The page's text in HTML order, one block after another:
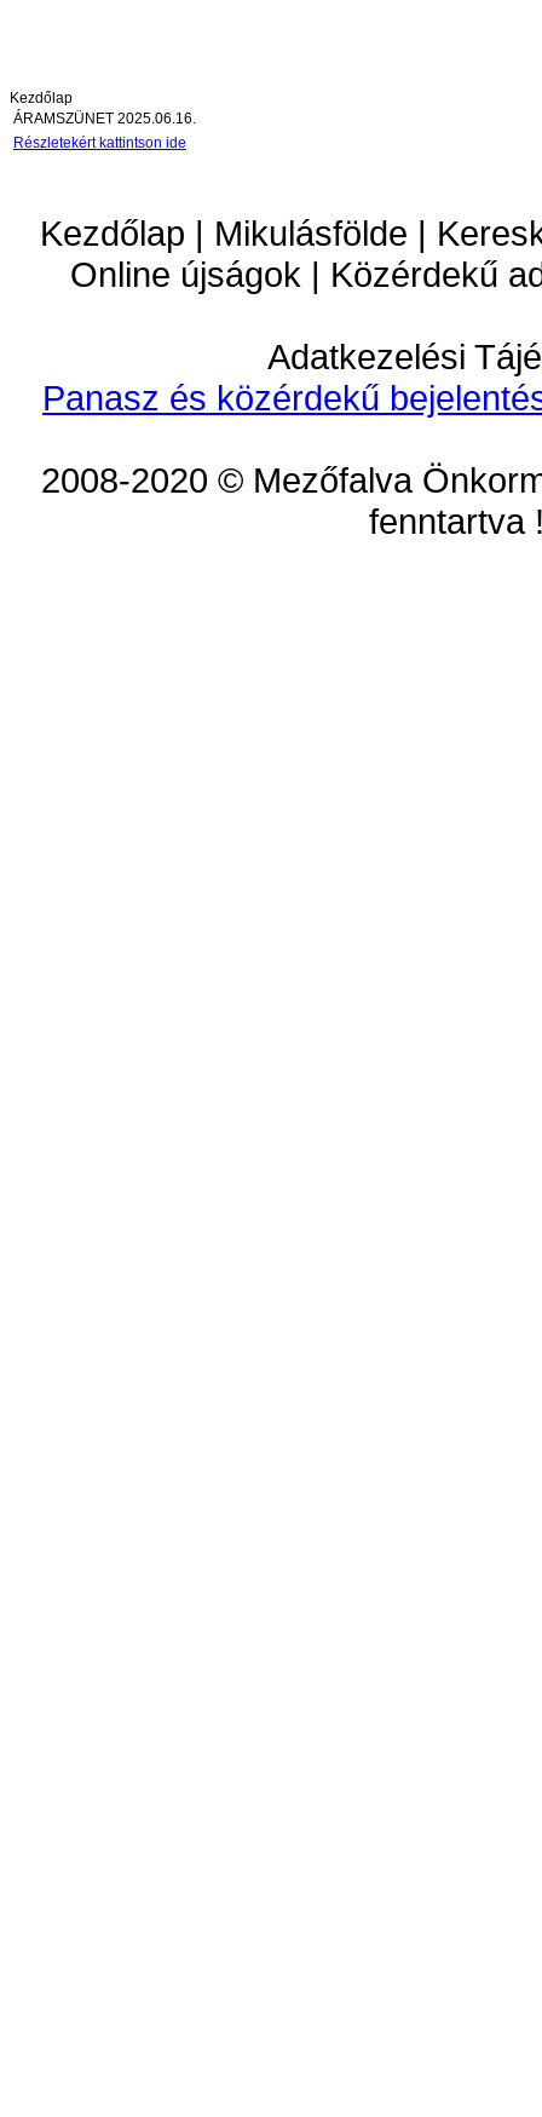
Kezdőlap
ÁRAMSZÜNET 2025.06.16.
Részletekért kattintson ide
Kezdőlap | Mikulásfölde |
Online újságok | Közérdekű
Adatkezelési
Panasz és közérdekű
2008-2020 © Mezőfalva
fenntartva